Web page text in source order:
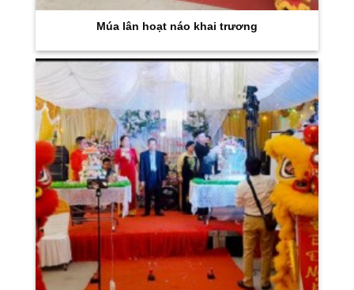
Múa lân hoạt náo khai trương